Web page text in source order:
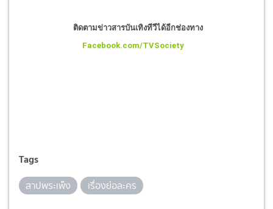
ติดตามข่าวสารบันเทิงทีวีได้อีกช่องทาง
Facebook.com/TVSociety
Tags
สาปพระเพ็ง เรื่องย่อละคร